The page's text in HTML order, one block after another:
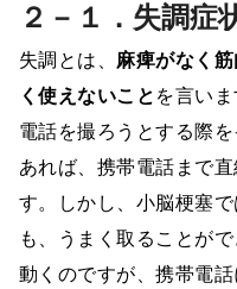
２－１．失調症
失調とは、 麻痺がなく
く使えないこと を言い
電話を撮ろうとする際
あれば、携帯電話まで
す。しかし、小脳梗塞
も、うまく取ることが
動くのですが、携帯電